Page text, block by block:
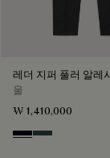
레더 지퍼 풀러 알레
울
₩ 1,410,000
Black & Night Blue
Dark Lead &